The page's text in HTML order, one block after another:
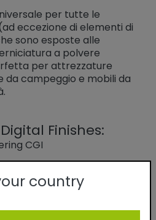
per tutte le
eccezione di elementi di
sono esposte alle
a polvere
per attrezzature
campeggio e mobili da
Finishes:
CGI
country